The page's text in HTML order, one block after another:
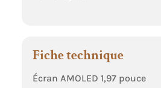
Fiche technique
Écran AMOLED 1,97 pouce